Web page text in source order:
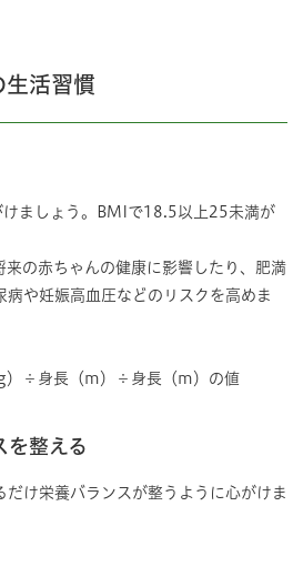
生活習慣
けましょう。BMIで18.5以上25未満が
の赤ちゃんの健康に影響したり、肥満
病や妊娠高血圧などのリスクを高めま
）÷身長（m）÷身長（m）の値
を整える
け栄養バランスが整うように心がけま